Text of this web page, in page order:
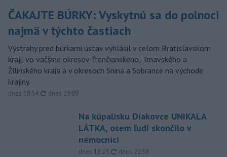
ČAKAJTE BÚRKY: Vyskytnú sa do polnoci
najmä v týchto častiach
Výstrahy pred búrkami ústav vyhlásil v celom Bratislavskom
kraji, vo väčšine okresov Trenčianskeho, Trnavského a
Žilinského kraja a v okresoch Snina a Sobrance na východe
krajiny.
dnes 18:54, aktualizované
dnes 19:09
Na kúpalisku Diakovce UNIKALA
LÁTKA, osem ľudí skončilo v
nemocnici
dnes 18:23, aktualizované
dnes 21:38